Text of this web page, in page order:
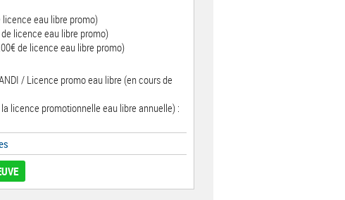
licence eau libre promo)
licence eau libre promo)
de licence eau libre promo)
/ Licence promo eau libre (en cours de
licence promotionnelle eau libre annuelle) :